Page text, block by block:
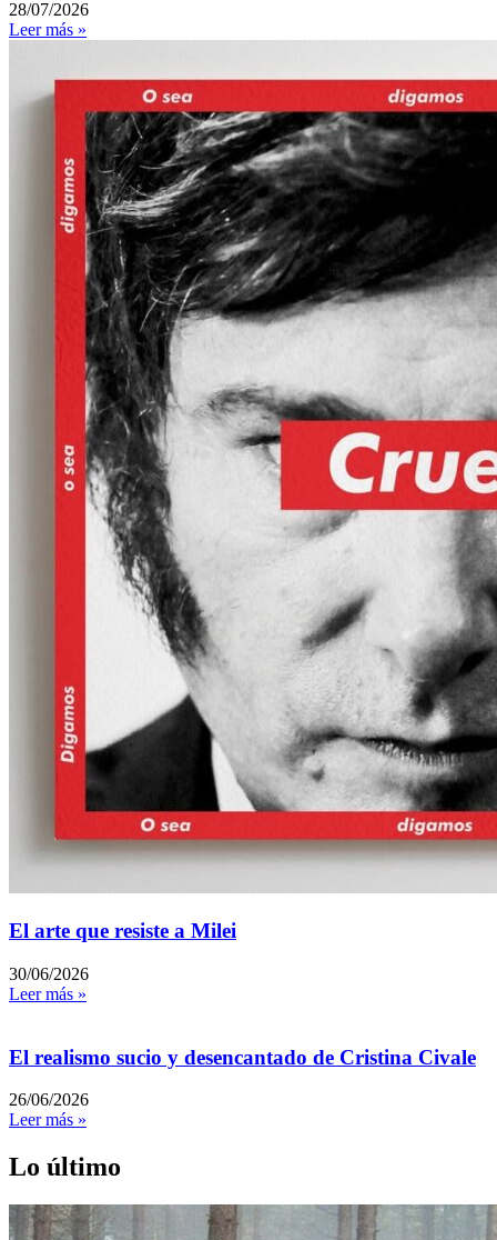
28/07/2026
Leer más »
El arte que resiste a Milei
30/06/2026
Leer más »
El realismo sucio y desencantado de Cristina Civale
26/06/2026
Leer más »
Lo último